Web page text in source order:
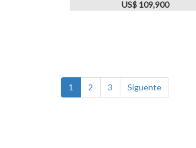
US$ 109,900
1 2 3 Siguente